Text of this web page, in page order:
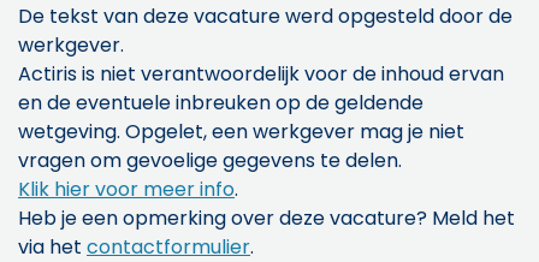
De tekst van deze vacature werd opgesteld door de
werkgever.
Actiris is niet verantwoordelijk voor de inhoud ervan
en de eventuele inbreuken op de geldende
wetgeving. Opgelet, een werkgever mag je niet
vragen om gevoelige gegevens te delen.
Klik hier voor meer info.
Heb je een opmerking over deze vacature? Meld het
via het contactformulier.